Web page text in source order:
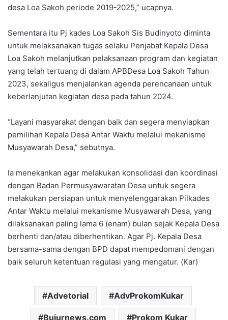
desa Loa Sakoh periode 2019-2025,” ucapnya.
Sementara itu Pj kades Loa Sakoh Sis Budinyoto diminta
untuk melaksanakan tugas selaku Penjabat Kepala Desa
Loa Sakoh melanjutkan pelaksanaan program dan kegiatan
yang telah tertuang di dalam APBDesa Loa Sakoh Tahun
2023, sekaligus menjalankan agenda perencanaan untuk
keberlanjutan kegiatan desa pada tahun 2024.
“Layani masyarakat dengan baik dan segera menyiapkan
pemilihan Kepala Desa Antar Waktu melalui mekanisme
Musyawarah Desa,” sebutnya.
Ia menekankan agar melakukan konsolidasi dan koordinasi
dengan Badan Permusyawaratan Desa untuk segera
melakukan persiapan untuk menyelenggarakan Pilkades
Antar Waktu melalui mekanisme Musyawarah Desa, yang
dilaksanakan paling lama 6 (enam) bulan sejak Kepala Desa
berhenti dan/atau diberhentikan. Agar Pj. Kepala Desa
bersama-sama dengan BPD dapat mempedomani dengan
baik seluruh ketentuan regulasi yang mengatur. (Kar)
Advetorial AdvProkomKukar
Bujurnews.com Prokom Kukar